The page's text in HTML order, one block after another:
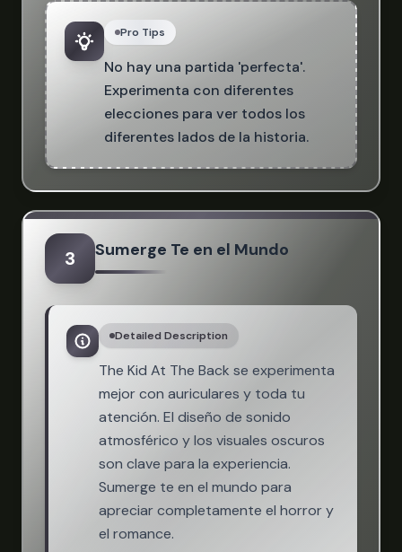
Pro Tips
No hay una partida 'perfecta'.
Experimenta con diferentes
elecciones para ver todos los
diferentes lados de la historia.
3 Sumerge Te en el Mundo
Detailed Description
The Kid At The Back se experimenta
mejor con auriculares y toda tu
atención. El diseño de sonido
atmosférico y los visuales oscuros
son clave para la experiencia.
Sumerge te en el mundo para
apreciar completamente el horror y
el romance.